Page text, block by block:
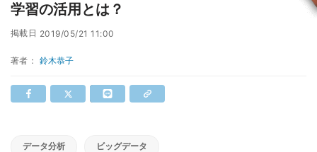
学習の活用とは？
掲載日 2019/05/21 11:00
著者： 鈴木恭子
データ分析 ビッグデータ